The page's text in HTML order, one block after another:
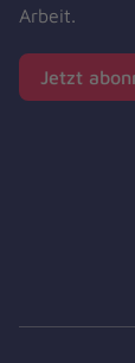
Arbeit.
Jetzt